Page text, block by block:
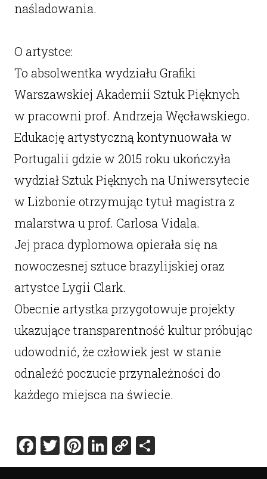
naśladowania.
O artystce:
To absolwentka wydziału Grafiki
Warszawskiej Akademii Sztuk Pięknych
w pracowni prof. Andrzeja Węcławskiego.
Edukację artystyczną kontynuowała w
Portugalii gdzie w 2015 roku ukończyła
wydział Sztuk Pięknych na Uniwersytecie
w Lizbonie otrzymując tytuł magistra z
malarstwa u prof. Carlosa Vidala.
Jej praca dyplomowa opierała się na
nowoczesnej sztuce brazylijskiej oraz
artystce Lygii Clark.
Obecnie artystka przygotowuje projekty
ukazujące transparentność kultur próbując
udowodnić, że człowiek jest w stanie
odnaleźć poczucie przynależności do
każdego miejsca na świecie.
Facebook
Twitter
Pinterest
LinkedIn
Copy
Link
Share